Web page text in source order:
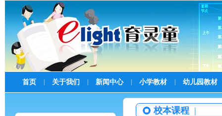
首页 关于我们 新闻中心 小学教材 幼儿园教材
校本课程 |